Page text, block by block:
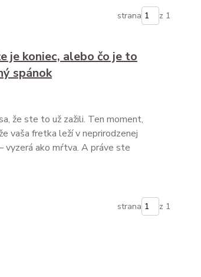
strana z 1
je koniec, alebo čo je to
spánok
že ste to už zažili. Ten moment,
vaša fretka leží v neprirodzenej
vyzerá ako mŕtva. A práve ste
strana z 1